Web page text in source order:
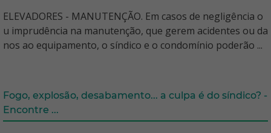
ELEVADORES - MANUTENÇÃO. Em casos de negligência o
u imprudência na manutenção, que gerem acidentes ou da
nos ao equipamento, o síndico e o condomínio poderão ...
Fogo, explosão, desabamento... a culpa é do síndico? -
Encontre ...